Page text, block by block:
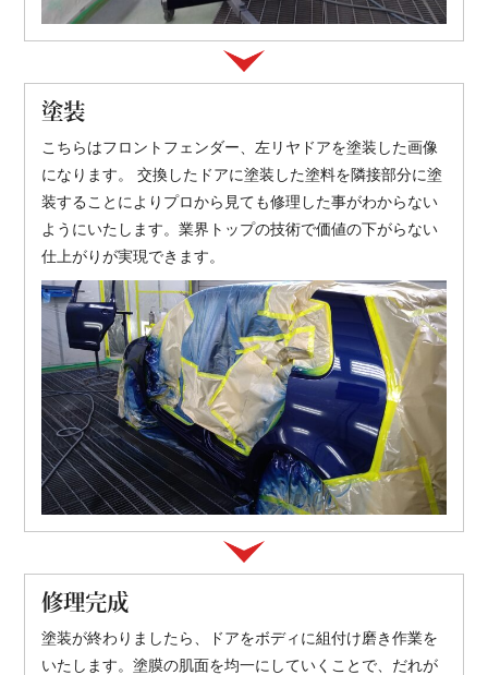
塗装
こちらはフロントフェンダー、左リヤドアを塗装した画像
になります。 交換したドアに塗装した塗料を隣接部分に塗
装することによりプロから見ても修理した事がわからない
ようにいたします。業界トップの技術で価値の下がらない
仕上がりが実現できます。
修理完成
塗装が終わりましたら、ドアをボディに組付け磨き作業を
いたします。塗膜の肌面を均一にしていくことで、だれが